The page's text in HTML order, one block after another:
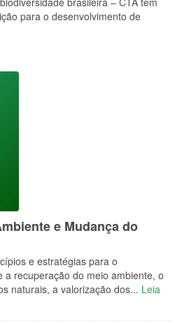
para o desenvolvimento de
e Mudança do
e estratégias para o
a recuperação do meio ambiente, o
naturais, a valorização dos... Leia